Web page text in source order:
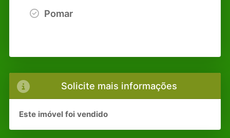
Pomar
Solicite mais informações
Este imóvel foi vendido